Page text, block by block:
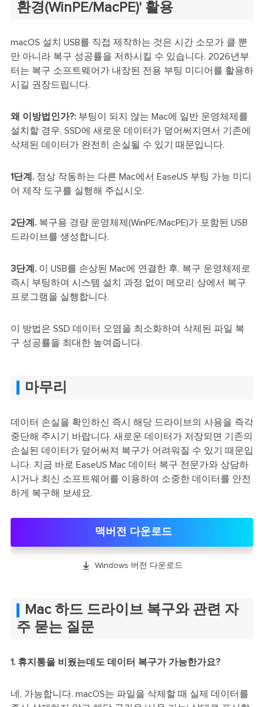
환경(WinPE/MacPE)' 활용
macOS 설치 USB를 직접 제작하는 것은 시간 소모가 클 뿐
만 아니라 복구 성공률을 저하시킬 수 있습니다. 2026년부
터는 복구 소프트웨어가 내장된 전용 부팅 미디어를 활용하
시길 권장드립니다.
왜 이방법인가?:부팅이 되지 않는 Mac에 일반 운영체제를
설치할 경우, SSD에 새로운 데이터가 덮어써지면서 기존에
삭제된 데이터가 완전히 손실될 수 있기 때문입니다.
1단계. 정상 작동하는 다른 Mac에서 EaseUS 부팅 가능 미디
어 제작 도구를 실행해 주십시오.
2단계. 복구용 경량 운영체제(WinPE/MacPE)가 포함된 USB
드라이브를 생성합니다.
3단계. 이 USB를 손상된 Mac에 연결한 후, 복구 운영체제로
즉시 부팅하여 시스템 설치 과정 없이 메모리 상에서 복구
프로그램을 실행합니다.
이 방법은 SSD 데이터 오염을 최소화하여 삭제된 파일 복
구 성공률을 최대한 높여줍니다.
마무리
데이터 손실을 확인하신 즉시 해당 드라이브의 사용을 즉각
중단해 주시기 바랍니다. 새로운 데이터가 저장되면 기존의
손실된 데이터가 덮어써져 복구가 어려워질 수 있기 때문입
니다. 지금 바로 EaseUS Mac 데이터 복구 전문가와 상담하
시거나 최신 소프트웨어를 이용하여 소중한 데이터를 안전
하게 복구해 보세요.
맥버전 다운로드
 Windows 버전 다운로드
Mac 하드 드라이브 복구와 관련 자
주 묻는 질문
1. 휴지통을 비웠는데도 데이터 복구가 가능한가요?
네, 가능합니다. macOS는 파일을 삭제할 때 실제 데이터를